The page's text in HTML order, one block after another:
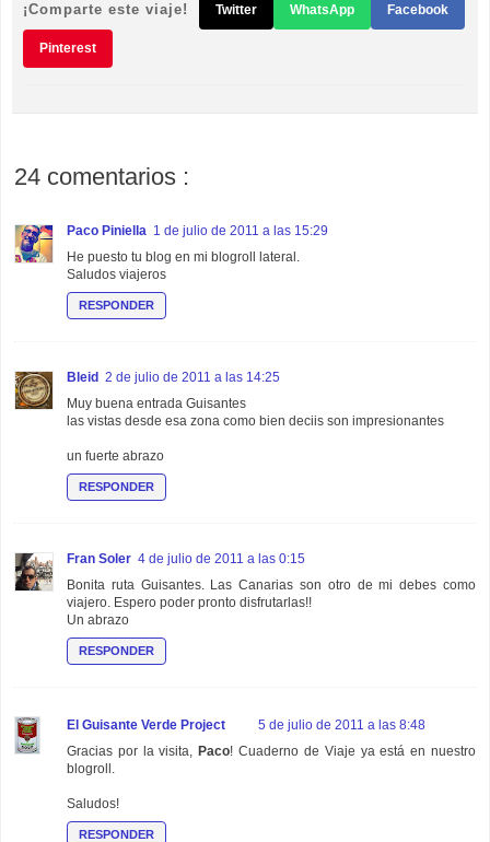
¡Comparte este viaje! Twitter WhatsApp Facebook
Pinterest
24 comentarios :
Paco Piniella 1 de julio de 2011 a las 15:29
He puesto tu blog en mi blogroll lateral.
Saludos viajeros
RESPONDER
Bleid 2 de julio de 2011 a las 14:25
Muy buena entrada Guisantes
las vistas desde esa zona como bien deciis son impresionantes
un fuerte abrazo
RESPONDER
Fran Soler 4 de julio de 2011 a las 0:15
Bonita ruta Guisantes. Las Canarias son otro de mi debes como
viajero. Espero poder pronto disfrutarlas!!
Un abrazo
RESPONDER
El Guisante Verde Project
5 de julio de 2011 a las 8:48
Gracias por la visita, Paco! Cuaderno de Viaje ya está en nuestro
blogroll.
Saludos!
RESPONDER